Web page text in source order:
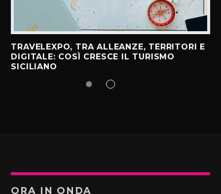
TRAVELEXPO, TRA ALLEANZE, TERRITORI E
DIGITALE: COSÌ CRESCE IL TURISMO
SICILIANO
ORA IN ONDA